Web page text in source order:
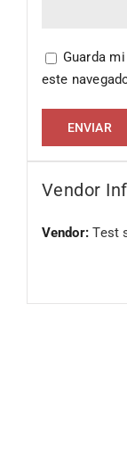
Guarda
este
Vendor
Vendor:Test